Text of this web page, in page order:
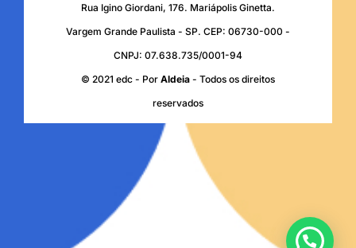
Rua Igino Giordani, 176. Mariápolis Ginetta.
Vargem Grande Paulista - SP. CEP: 06730-000 -
CNPJ: 07.638.735/0001-94
© 2021 edc - Por Aldeia - Todos os direitos
reservados